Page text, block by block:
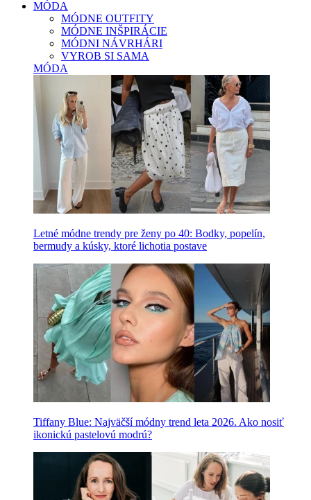
MÓDA
MÓDNE OUTFITY
MÓDNE INŠPIRÁCIE
MÓDNI NÁVRHÁRI
VYROB SI SAMA
MÓDA
Letné módne trendy pre ženy po 40: Bodky, popelín,
bermudy a kúsky, ktoré lichotia postave
Tiffany Blue: Najväčší módny trend leta 2026. Ako nosiť
ikonickú pastelovú modrú?